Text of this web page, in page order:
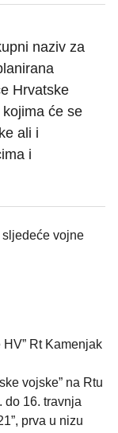
naziv za
Hrvatske
će se
ali i
i
sljedeće vojne
Rt Kamenjak
vojske” na Rtu
do 16. travnja
prva u nizu